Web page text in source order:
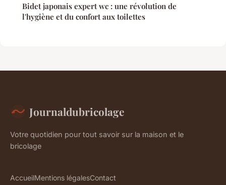
Bidet japonais expert wc : une révolution de
l'hygiène et du confort aux toilettes
Journaldubricolage
Votre quotidien pour tout savoir sur la maison et le
bricolage
AccueilMentions légalesContact